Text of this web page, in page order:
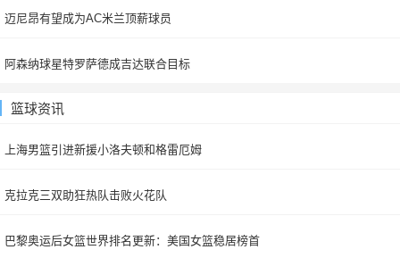
迈尼昂有望成为AC米兰顶薪球员
阿森纳球星特罗萨德成吉达联合目标
篮球资讯
上海男篮引进新援小洛夫顿和格雷厄姆
克拉克三双助狂热队击败火花队
巴黎奥运后女篮世界排名更新：美国女篮稳居榜首